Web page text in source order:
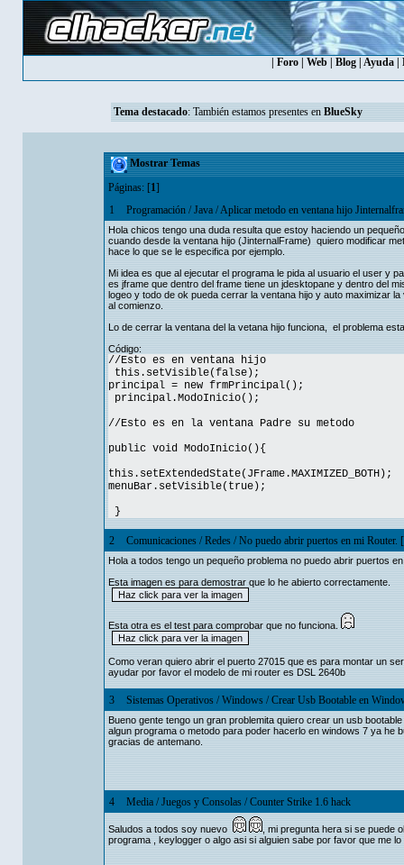
Foro Web Blog Ayuda
Tema destacado: También estamos presentes en BlueSky
Mostrar Temas
Páginas: [1]
1
Programación/Java/Aplicar metodo en ventana hijo
Hola chicos tengo una duda resulta que estoy haciendo un
cuando desde la ventana hijo (JinternalFrame) quiero modificar
hace lo que se le especifica por ejemplo.
Mi idea es que al ejecutar el programa le pida al usuario el user y
es jframe que dentro del frame tiene un jdesktopane y dentro del
logeo y todo de ok pueda cerrar la ventana hijo y auto maximizar
al comienzo.
Lo de cerrar la ventana del la vetana hijo funciona, el problema
Código:
//Esto es en ventana hijo
this.setVisible(false);
principal = new frmPrincipal();
principal.ModoInicio();
//Esto es en la ventana Padre su metodo
public void ModoInicio(){
this.setExtendedState(JFrame.MAXIMIZED_BOTH);
menuBar.setVisible(true);
}
2 Comunicaciones/Redes/No puedo abrir puertos en mi Router.
Hola a todos tengo un pequeño problema no puedo abrir puertos
Esta imagen es para demostrar que lo he abierto correctamente.
Esta otra es el test para comprobar que no funciona.
Como veran quiero abrir el puerto 27015 que es para montar un
ayudar por favor el modelo de mi router es DSL 2640b
3 Sistemas Operativos/Windows/Crear Usb Bootable en
Bueno gente tengo un gran problemita quiero crear un usb
algun programa o metodo para poder hacerlo en windows 7 ya
gracias de antemano.
4 Media/Juegos y Consolas/Counter Strike 1.6 hack
Saludos a todos soy nuevo
, mi pregunta hera si se puede
programa , keylogger o algo asi si alguien sabe por favor que me